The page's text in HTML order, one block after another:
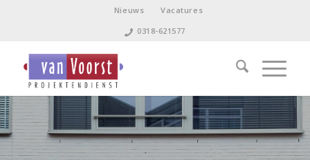
Nieuws
Vacatures
0318-621577